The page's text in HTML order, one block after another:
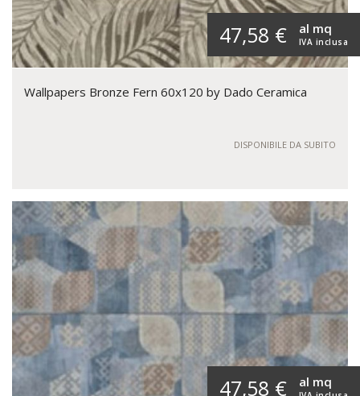
47,58 € IVA inclusa
al mq
Wallpapers Bronze Fern 60x120 by Dado Ceramica
DISPONIBILE DA SUBITO
47,58 € al mq